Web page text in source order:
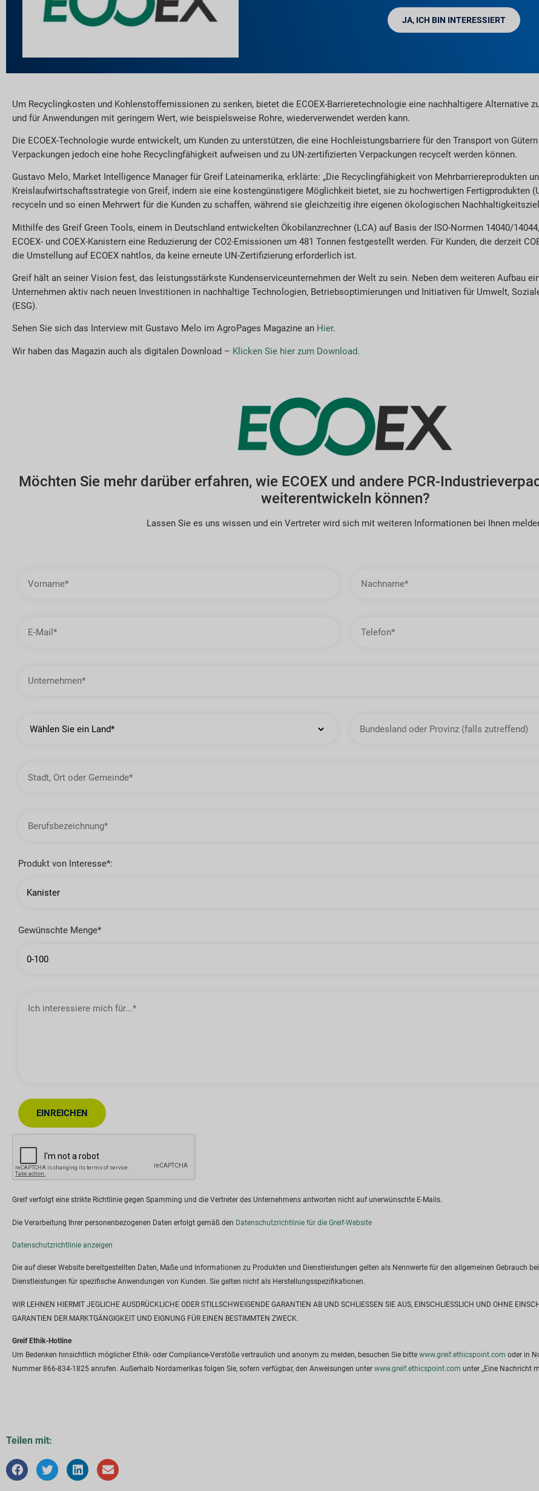
JA, ICH BIN INTERESSIERT
Um Recyclingkosten und Kohlenstoffemissionen zu senken, bietet die ECOEX-Barrieretechnologie eine nachhaltigere Alternative
und für Anwendungen mit geringem Wert, wie beispielsweise Rohre, wiederverwendet werden kann.
Die ECOEX-Technologie wurde entwickelt, um Kunden zu unterstützen, die eine Hochleistungsbarriere für den Transport von
Verpackungen jedoch eine hohe Recyclingfähigkeit aufweisen und zu UN-zertifizierten Verpackungen recycelt werden können.
Gustavo Melo, Market Intelligence Manager für Greif Lateinamerika, erklärte: „Die Recyclingfähigkeit von Mehrbarriereprodukten
Kreislaufwirtschaftsstrategie von Greif, indem sie eine kostengünstigere Möglichkeit bietet, sie zu hochwertigen Fertigprodukten
recyceln und so einen Mehrwert für die Kunden zu schaffen, während sie gleichzeitig ihre eigenen ökologischen
Mithilfe des Greif Green Tools, einem in Deutschland entwickelten Ökobilanzrechner (LCA) auf Basis der ISO-Normen 14040/
ECOEX- und COEX-Kanistern eine Reduzierung der CO2-Emissionen um 481 Tonnen festgestellt werden. Für Kunden, die derzeit
die Umstellung auf ECOEX nahtlos, da keine erneute UN-Zertifizierung erforderlich ist.
Greif hält an seiner Vision fest, das leistungsstärkste Kundenserviceunternehmen der Welt zu sein. Neben dem weiteren Aufbau
Unternehmen aktiv nach neuen Investitionen in nachhaltige Technologien, Betriebsoptimierungen und Initiativen für Umwelt,
(ESG).
Sehen Sie sich das Interview mit Gustavo Melo im AgroPages Magazine an Hier.
Wir haben das Magazin auch als digitalen Download – Klicken Sie hier zum Download.
Möchten Sie mehr darüber erfahren, wie ECOEX und andere PCR-
weiterentwickeln können?
Lassen Sie es uns wissen und ein Vertreter wird sich mit weiteren Informationen bei Ihnen
Mail-
oder
Ort
Produkt von Interesse*:
Gewünschte Menge*
interessiere
mich
EINREICHEN
Greif verfolgt eine strikte Richtlinie gegen Spamming und die Vertreter des Unternehmens antworten nicht auf unerwünschte E-Mails.
Die Verarbeitung Ihrer personenbezogenen Daten erfolgt gemäß den Datenschutzrichtlinie für die Greif-Website
Datenschutzrichtlinie anzeigen
Die auf dieser Website bereitgestellten Daten, Maße und Informationen zu Produkten und Dienstleistungen gelten als Nennwerte für den allgemeinen Gebrauch
Dienstleistungen für spezifische Anwendungen von Kunden. Sie gelten nicht als Herstellungsspezifikationen.
WIR LEHNEN HIERMIT JEGLICHE AUSDRÜCKLICHE ODER STILLSCHWEIGENDE GARANTIEN AB UND SCHLIESSEN SIE AUS, EINSCHLIESSLICH UND OHNE
GARANTIEN DER MARKTGÄNGIGKEIT UND EIGNUNG FÜR EINEN BESTIMMTEN ZWECK.
Greif Ethik-Hotline
Um Bedenken hinsichtlich möglicher Ethik- oder Compliance-Verstöße vertraulich und anonym zu melden, besuchen Sie bitte www.greif.ethicspoint.com oder in
Nummer 866-834-1825 anrufen. Außerhalb Nordamerikas folgen Sie, sofern verfügbar, den Anweisungen unter www.greif.ethicspoint.com unter „Eine Nachricht
Teilen mit: